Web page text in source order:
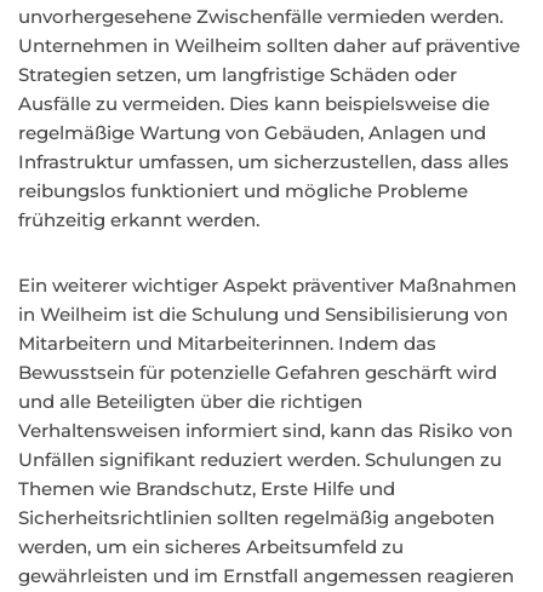
unvorhergesehene Zwischenfälle vermieden werden.
Unternehmen in Weilheim sollten daher auf präventive
Strategien setzen, um langfristige Schäden oder
Ausfälle zu vermeiden. Dies kann beispielsweise die
regelmäßige Wartung von Gebäuden, Anlagen und
Infrastruktur umfassen, um sicherzustellen, dass alles
reibungslos funktioniert und mögliche Probleme
frühzeitig erkannt werden.
Ein weiterer wichtiger Aspekt präventiver Maßnahmen
in Weilheim ist die Schulung und Sensibilisierung von
Mitarbeitern und Mitarbeiterinnen. Indem das
Bewusstsein für potenzielle Gefahren geschärft wird
und alle Beteiligten über die richtigen
Verhaltensweisen informiert sind, kann das Risiko von
Unfällen signifikant reduziert werden. Schulungen zu
Themen wie Brandschutz, Erste Hilfe und
Sicherheitsrichtlinien sollten regelmäßig angeboten
werden, um ein sicheres Arbeitsumfeld zu
gewährleisten und im Ernstfall angemessen reagieren